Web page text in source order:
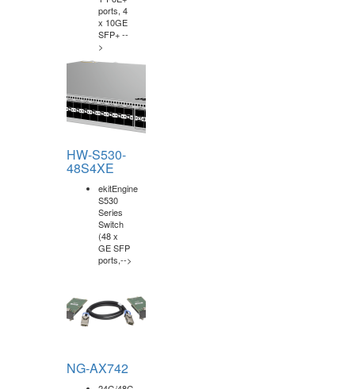
48 x
10/100/1000BASE-
T PoE+
ports, 4
HW-S530-
48S4XE
ekitEngine
S530
Series
Switch
ports,-->